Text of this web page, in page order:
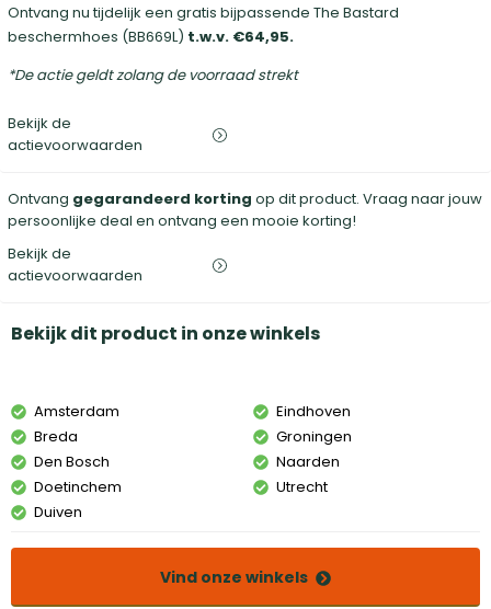
Ontvang nu tijdelijk een gratis bijpassende The Bastard
beschermhoes (BB669L) t.w.v. €64,95.
*De actie geldt zolang de voorraad strekt
Bekijk de
actievoorwaarden
Ontvang gegarandeerd korting op dit product. Vraag naar jouw
persoonlijke deal en ontvang een mooie korting!
Bekijk de
actievoorwaarden
Bekijk dit product in onze winkels
Amsterdam
Breda
Den Bosch
Doetinchem
Duiven
Eindhoven
Groningen
Naarden
Utrecht
Vind onze winkels